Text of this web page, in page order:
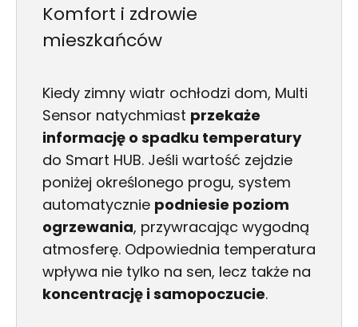
Komfort i zdrowie
mieszkańców
Kiedy zimny wiatr ochłodzi dom, Multi
Sensor natychmiast przekaże
informację o spadku temperatury
do Smart HUB. Jeśli wartość zejdzie
poniżej określonego progu, system
automatycznie podniesie poziom
ogrzewania, przywracając wygodną
atmosferę. Odpowiednia temperatura
wpływa nie tylko na sen, lecz także na
koncentrację i samopoczucie.